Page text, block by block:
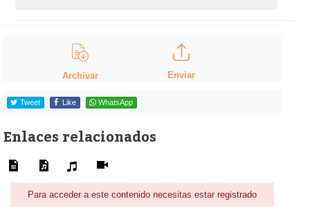
Archivar Enviar
Tweet Like WhatsApp
Enlaces relacionados
Para acceder a este contenido necesitas estar registrado